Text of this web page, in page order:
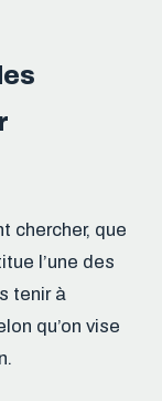
chercher, que
l’une des
tenir à
qu’on vise